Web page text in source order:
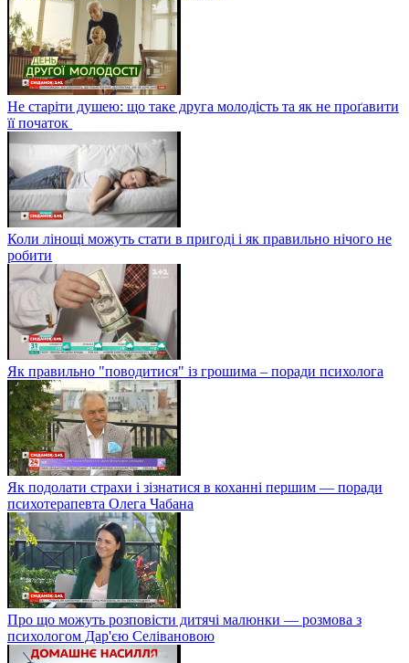
Не старіти душею: що таке друга молодість та як не проґавити
її початок
Коли лінощі можуть стати в пригоді і як правильно нічого не
робити
Як правильно "поводитися" із грошима – поради психолога
Як подолати страхи і зізнатися в коханні першим — поради
психотерапевта Олега Чабана
Про що можуть розповісти дитячі малюнки — розмова з
психологом Дар'єю Селівановою